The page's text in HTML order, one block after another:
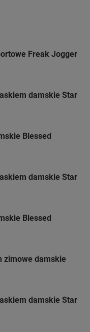
Freak Jogger
damskie Star
Blessed
damskie Star
Blessed
zimowe damskie
damskie Star